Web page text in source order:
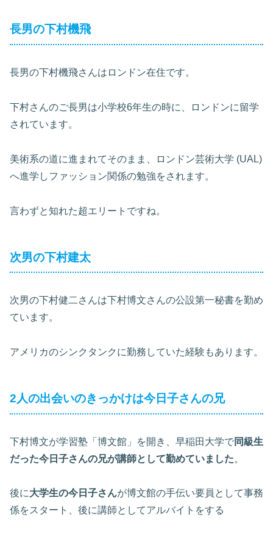
長男の下村機飛
長男の下村機飛さんはロンドン在住です。
下村さんのご長男は小学校6年生の時に、ロンドンに留学
されています。
美術系の道に進まれてそのまま、ロンドン芸術大学 (UAL)
へ進学しファッション関係の勉強をされます。
言わずと知れた超エリートですね。
次男の下村建太
次男の下村健二さんは下村博文さんの公設第一秘書を勤め
ています。
アメリカのシンクタンクに勤務していた経験もあります。
2人の出会いのきっかけは今日子さんの兄
下村博文が学習塾「博文館」を開き、早稲田大学で同級生
だった今日子さんの兄が講師として勤めていました。
後に大学生の今日子さんが博文館の手伝い要員として事務
係をスタート、後に講師としてアルバイトをする